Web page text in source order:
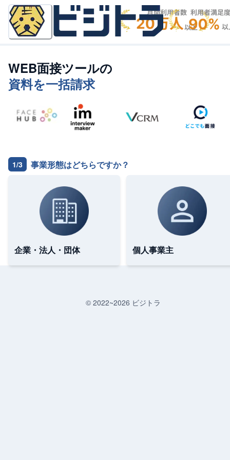
WEB面接ツールの
資料を一括請求
1/3 事業形態はどちらですか？
企業・法人・団体 個人事業主
© 2022~2026 ビジトラ